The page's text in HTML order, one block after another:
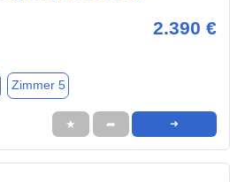
2.390 €
Zimmer 5
★ ➦ ➜